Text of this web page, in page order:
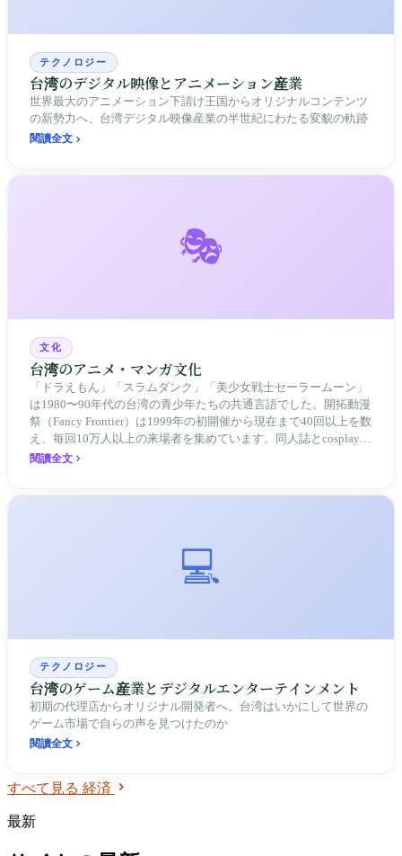
テクノロジー
台湾のデジタル映像とアニメーション産業
世界最大のアニメーション下請け王国からオリジナルコンテンツ
の新勢力へ、台湾デジタル映像産業の半世紀にわたる変貌の軌跡
閱讀全文
🎭
文化
台湾のアニメ・マンガ文化
「ドラえもん」「スラムダンク」「美少女戦士セーラームーン」
は1980〜90年代の台湾の青少年たちの共通言語でした。開拓動漫
祭（Fancy Frontier）は1999年の初開催から現在まで40回以上を数
え、毎回10万人以上の来場者を集めています。同人誌とcosplayが
『返校』『還願』の生みの親を育てた——台湾のアニメ・マンガ
閱讀全文
💻
テクノロジー
台湾のゲーム産業とデジタルエンターテインメント
初期の代理店からオリジナル開発者へ、台湾はいかにして世界の
ゲーム市場で自らの声を見つけたのか
閱讀全文
すべて見る 経済
最新